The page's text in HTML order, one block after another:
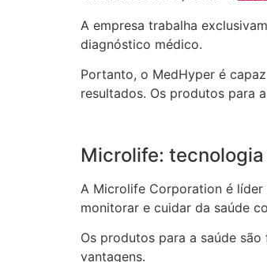
A empresa trabalha
diagnóstico médico.
Portanto, o MedHyper é
resultados. Os produtos para
Microlife:
A Microlife Corporation é líder
monitorar e cuidar da saúde
Os produtos para a saúde
vantagens.